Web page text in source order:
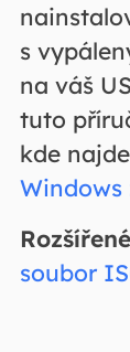
s
na váš
tuto
kde
Windows
soubor